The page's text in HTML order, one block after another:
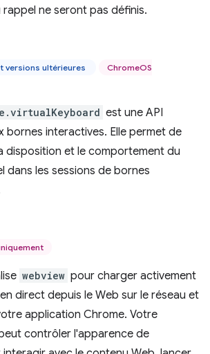
ne seront pas définis.
versions ultérieures
ChromeOS
est une API
bornes interactives. Elle permet de
disposition et le comportement du
dans les sessions de bornes
webview pour charger activement
direct depuis le Web sur le réseau et
application Chrome. Votre
contrôler l'apparence de